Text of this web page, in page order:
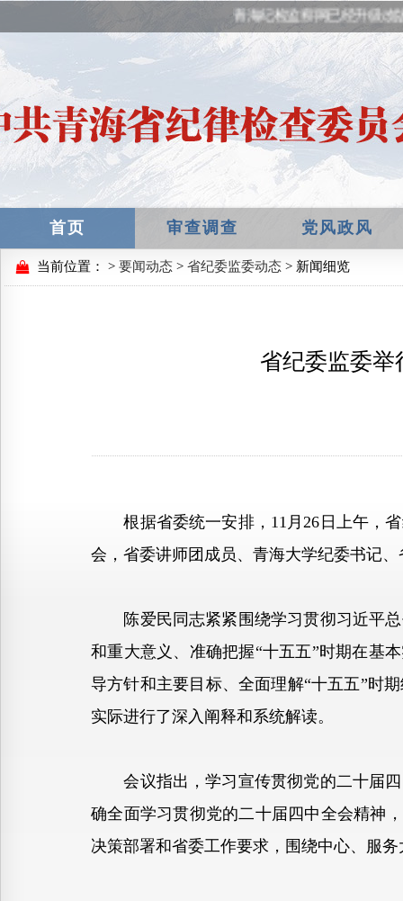
青海纪检监察网已经升级改
首页 审查调查 党风政风
当前位置： > 要闻动态 > 省纪委监委动态 > 新闻细览
省纪委监委举
根据省委统一安排，11月26日上午，省
会，省委讲师团成员、青海大学纪委书记
陈爱民同志紧紧围绕学习贯彻习近平总
和重大意义、准确把握“十五五”时期在基
导方针和主要目标、全面理解“十五五”时
实际进行了深入阐释和系统解读。
会议指出，学习宣传贯彻党的二十届四
确全面学习贯彻党的二十届四中全会精神
决策部署和省委工作要求，围绕中心、服